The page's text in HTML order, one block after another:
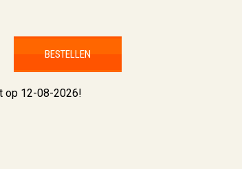
BESTELLEN
op 12-08-2026!